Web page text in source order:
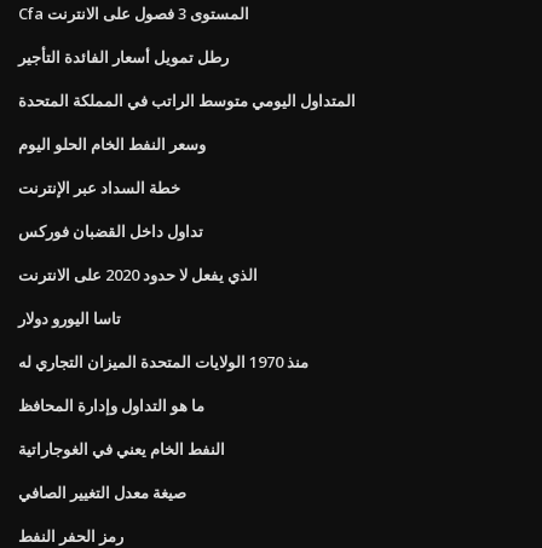
Cfa المستوى 3 فصول على الانترنت
رطل تمويل أسعار الفائدة التأجير
المتداول اليومي متوسط ​​الراتب في المملكة المتحدة
وسعر النفط الخام الحلو اليوم
خطة السداد عبر الإنترنت
تداول داخل القضبان فوركس
الذي يفعل لا حدود 2020 على الانترنت
تاسا اليورو دولار
منذ 1970 الولايات المتحدة الميزان التجاري له
ما هو التداول وإدارة المحافظ
النفط الخام يعني في الغوجاراتية
صيغة معدل التغيير الصافي
رمز الحفر النفط